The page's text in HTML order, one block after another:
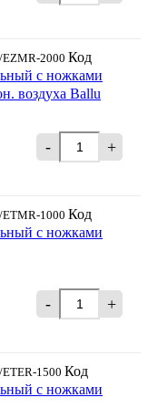
EZMR-2000 Код
с ножками
воздуха Ballu
- +
ETMR-1000 Код
с ножками
- +
1500 Код
с ножками